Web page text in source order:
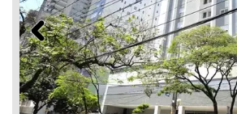
Anterior